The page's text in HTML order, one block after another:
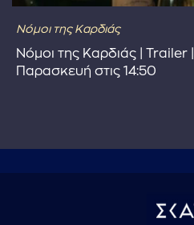
Νόμοι της Καρδιάς
Νόμοι της Καρδιάς | Trailer
Παρασκευή στις 14:50